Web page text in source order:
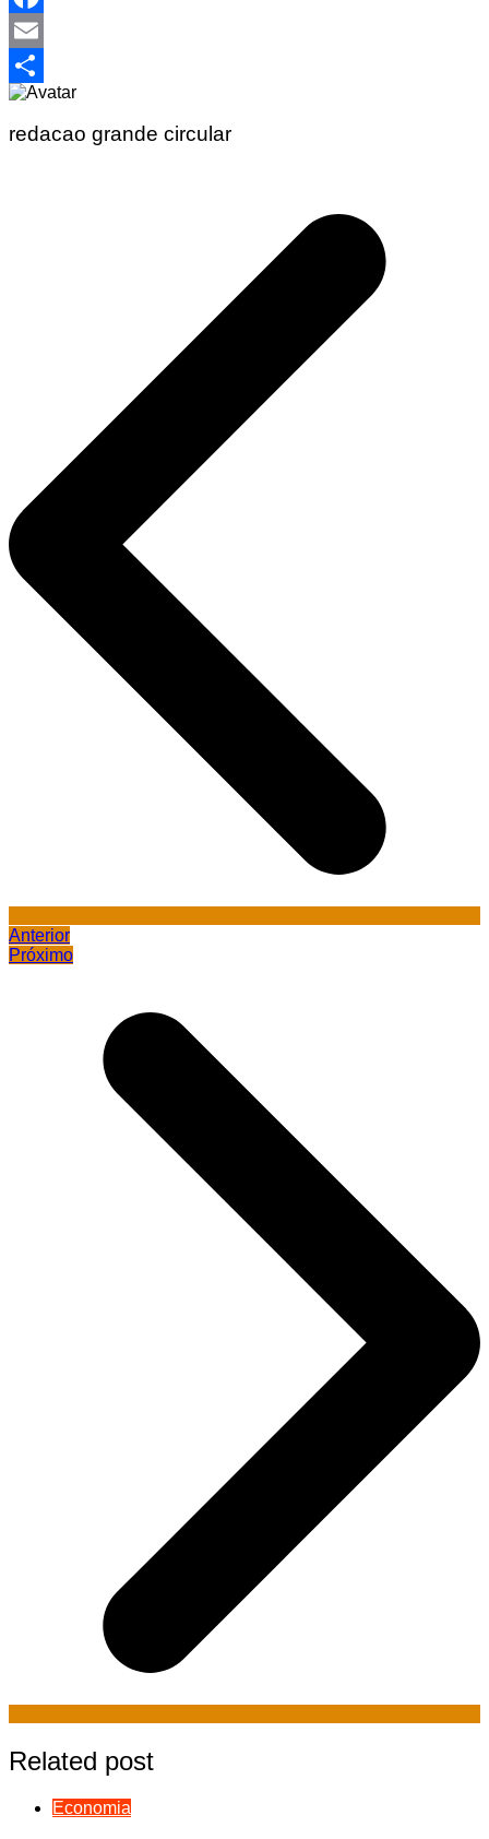
Facebook
Email
Share
redacao grande circular
Anterior
Próximo
Related post
Economia